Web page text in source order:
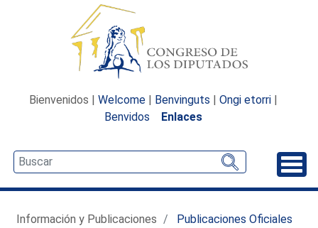
Bienvenidos | Welcome | Benvinguts | Ongi etorri |
Benvidos
Enlaces
Información y Publicaciones
Publicaciones Oficiales